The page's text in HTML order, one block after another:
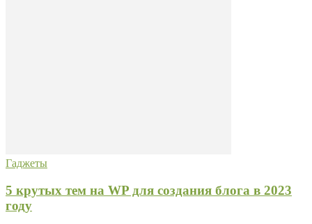
Гаджеты
5 крутых тем на WP для создания блога в 2023
году